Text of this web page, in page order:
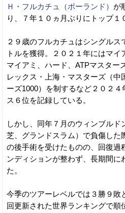
Ｈ・フルカチュ（ポーランド） が
り、７年１０ヵ月ぶりにトップ１
２９歳のフルカチュはシングルス
トルを獲得。２０２１年にはマ
マイアミ、ハード、ATPマスター
レックス・上海・マスターズ（中
ーズ1000）を制するなど２０２
ス６位を記録している。
しかし、同年７月のウィンブルド
芝、グランドスラム）で負傷した
の後手術を受けたものの、回復過
ンディションが整わず、長期間に
た。
今季のツアーレベルでは３勝９敗
回更新された世界ランキングで順